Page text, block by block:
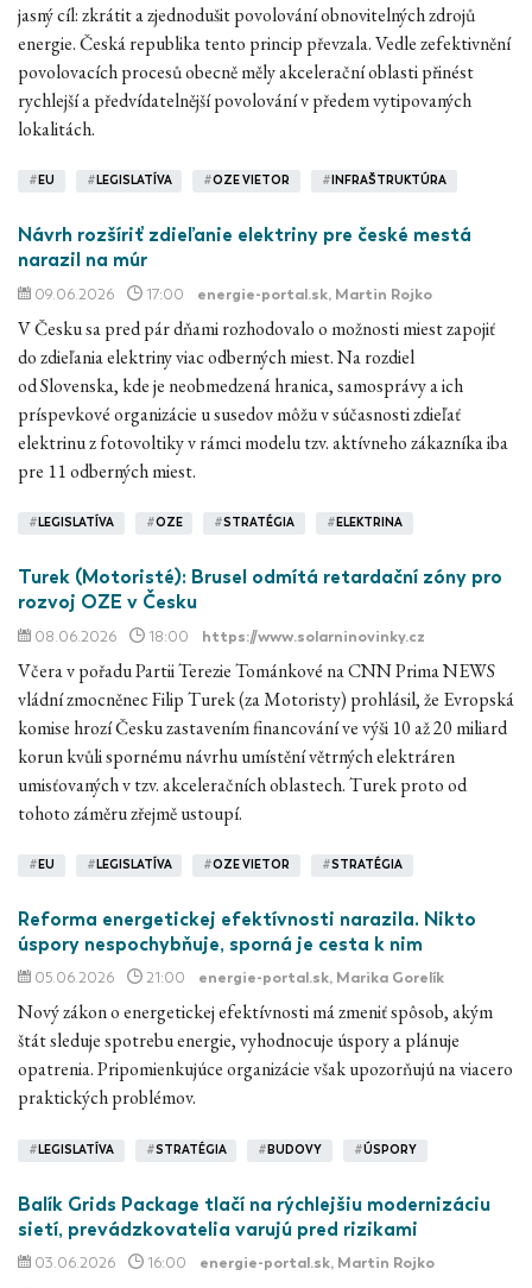
jasný cíl: zkrátit a zjednodušit povolování obnovitelných zdrojů
energie. Česká republika tento princip převzala. Vedle zefektivnění
povolovacích procesů obecně měly akcelerační oblasti přinést
rychlejší a předvídatelnější povolování v předem vytipovaných
lokalitách.
# EU # LEGISLATÍVA #OZE VIETOR # INFRAŠTRUKTÚRA
Návrh rozšíriť zdieľanie elektriny pre české mestá
narazil na múr
09.06.2026 17:00 energie-portal.sk, Martin Rojko
V Česku sa pred pár dňami rozhodovalo o možnosti miest zapojiť
do zdieľania elektriny viac odberných miest. Na rozdiel
od Slovenska, kde je neobmedzená hranica, samosprávy a ich
príspevkové organizácie u susedov môžu v súčasnosti zdieľať
elektrinu z fotovoltiky v rámci modelu tzv. aktívneho zákazníka iba
pre 11 odberných miest.
# LEGISLATÍVA #OZE #STRATÉGIA # ELEKTRINA
Turek (Motoristé): Brusel odmítá retardační zóny pro
rozvoj OZE v Česku
08.06.2026 18:00 https://www.solarninovinky.cz
Včera v pořadu Partii Terezie Tománkové na CNN Prima NEWS
vládní zmocněnec Filip Turek (za Motoristy) prohlásil, že Evropská
komise hrozí Česku zastavením financování ve výši 10 až 20 miliard
korun kvůli spornému návrhu umístění větrných elektráren
umisťovaných v tzv. akceleračních oblastech. Turek proto od
tohoto záměru zřejmě ustoupí.
# EU # LEGISLATÍVA #OZE VIETOR #STRATÉGIA
Reforma energetickej efektívnosti narazila. Nikto
úspory nespochybňuje, sporná je cesta k nim
05.06.2026 21:00 energie-portal.sk, Marika Gorelík
Nový zákon o energetickej efektívnosti má zmeniť spôsob, akým
štát sleduje spotrebu energie, vyhodnocuje úspory a plánuje
opatrenia. Pripomienkujúce organizácie však upozorňujú na viacero
praktických problémov.
# LEGISLATÍVA #STRATÉGIA # BUDOVY #ÚSPORY
Balík Grids Package tlačí na rýchlejšiu modernizáciu
sietí, prevádzkovatelia varujú pred rizikami
03.06.2026 16:00 energie-portal.sk, Martin Rojko